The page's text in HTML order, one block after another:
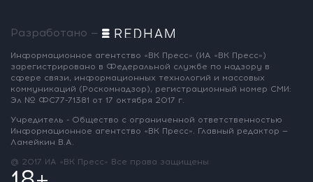
Разработано —
Информационное агентство «ВК Пресс» (ИА «ВК Пресс»)
зарегистрировано в Федеральной службе по надзору в
сфере связи, информационных технологий и массовых
коммуникаций (Роскомнадзор), регистрационный номер СМИ:
Эл № ФС77-71381 от 17 октября 2017 г.
Учредитель - Общество с ограниченной ответственностью
Информационное агентство «ВК Пресс». Главный редактор —
Ламейкин В.А.
@ 2017 ИА «ВК Пресс» Все права защищены